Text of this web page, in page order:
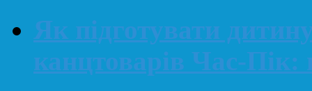
Як підготувати
канцтоварів Час-Пік: